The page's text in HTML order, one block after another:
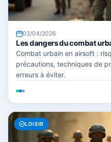
02/04/2026
Les dangers du combat
Combat urbain en airsoft :
précautions, techniques de
erreurs à éviter.
LOISIR